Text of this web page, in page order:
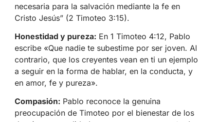
necesaria para la salvación mediante la fe en
Cristo Jesús” (2 Timoteo 3:15).
Honestidad y pureza: En 1 Timoteo 4:12, Pablo
escribe «Que nadie te subestime por ser joven. Al
contrario, que los creyentes vean en ti un ejemplo
a seguir en la forma de hablar, en la conducta, y
en amor, fe y pureza».
Compasión: Pablo reconoce la genuina
preocupación de Timoteo por el bienestar de los